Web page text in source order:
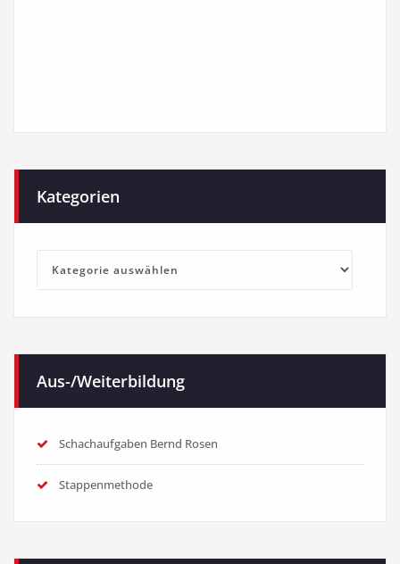
Kategorien
Kategorien
Aus-/Weiterbildung
Schachaufgaben Bernd Rosen
Stappenmethode